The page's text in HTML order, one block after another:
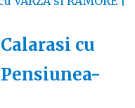
cu